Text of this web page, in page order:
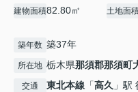
建物面積82.80㎡ 土地面
築年数 築37年
所在地 栃木県那須郡那須町
交通 東北本線 「高久 」駅